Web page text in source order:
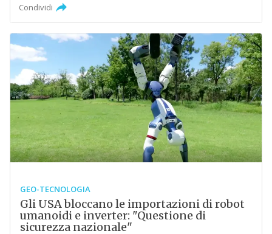
Condividi
GEO-TECNOLOGIA
Gli USA bloccano le importazioni di robot
umanoidi e inverter: "Questione di
sicurezza nazionale"